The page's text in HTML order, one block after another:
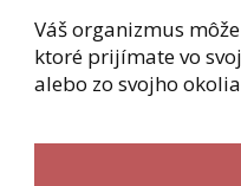
Váš organizmus
ktoré prijímate vo
alebo zo svojho